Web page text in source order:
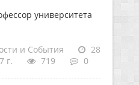
университета
и События
28
г.
719 0